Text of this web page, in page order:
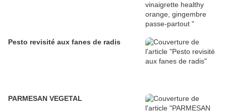
Pesto revisité aux fanes de radis
PARMESAN VEGETAL